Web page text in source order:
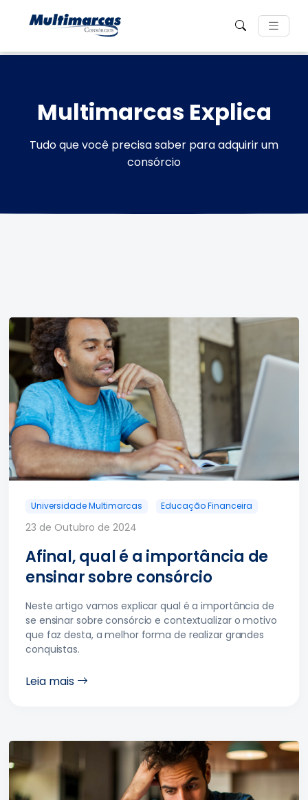
Multimarcas Explica
Tudo que você precisa saber para adquirir um
consórcio
Universidade Multimarcas Educação Financeira
23 de Outubro de 2024
Afinal, qual é a importância de
ensinar sobre consórcio
Neste artigo vamos explicar qual é a importância de
se ensinar sobre consórcio e contextualizar o motivo
que faz desta, a melhor forma de realizar grandes
conquistas.
Leia mais